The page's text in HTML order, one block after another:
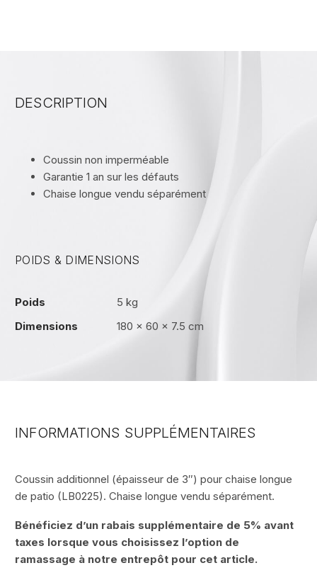
DESCRIPTION
Coussin non imperméable
Garantie 1 an sur les défauts
Chaise longue vendu séparément
POIDS & DIMENSIONS
Poids
5 kg
Dimensions
180 × 60 × 7.5 cm
INFORMATIONS SUPPLÉMENTAIRES
Coussin additionnel (épaisseur de 3″) pour chaise longue
de patio (LB0225). Chaise longue vendu séparément.
Bénéficiez d’un rabais supplémentaire de 5% avant
taxes lorsque vous choisissez l’option de
ramassage à notre entrepôt pour cet article.